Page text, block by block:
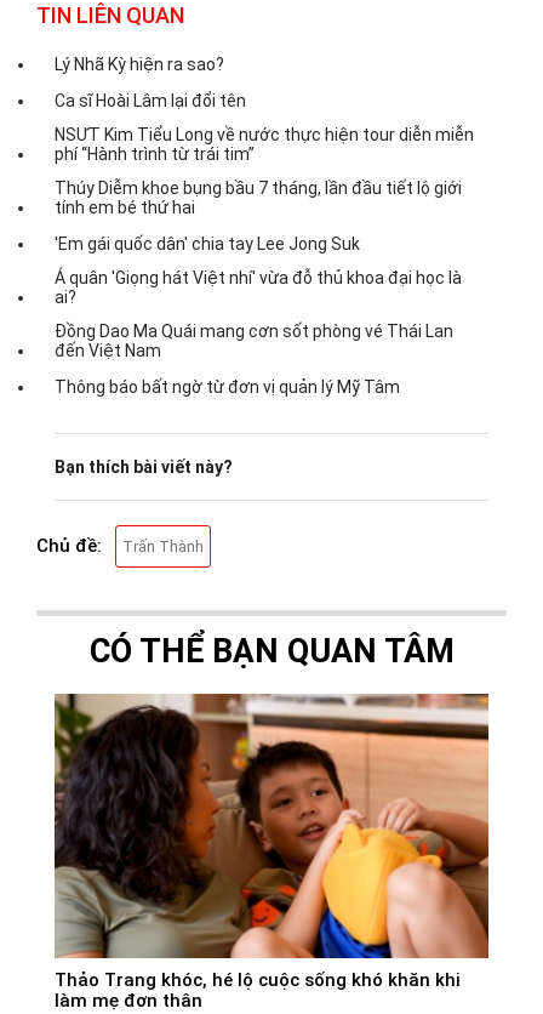
TIN LIÊN QUAN
Lý Nhã Kỳ hiện ra sao?
Ca sĩ Hoài Lâm lại đổi tên
NSƯT Kim Tiểu Long về nước thực hiện tour diễn miễn
phí “Hành trình từ trái tim”
Thúy Diễm khoe bụng bầu 7 tháng, lần đầu tiết lộ giới
tính em bé thứ hai
'Em gái quốc dân' chia tay Lee Jong Suk
Á quân 'Giọng hát Việt nhí' vừa đỗ thủ khoa đại học là
ai?
Đồng Dao Ma Quái mang cơn sốt phòng vé Thái Lan
đến Việt Nam
Thông báo bất ngờ từ đơn vị quản lý Mỹ Tâm
Bạn thích bài viết này?
Chủ đề: Trấn Thành
CÓ THỂ BẠN QUAN TÂM
Thảo Trang khóc, hé lộ cuộc sống khó khăn khi
làm mẹ đơn thân